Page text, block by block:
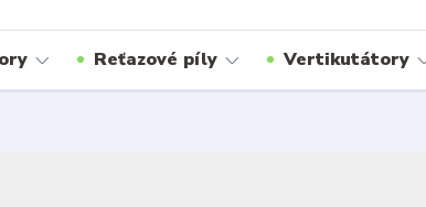
Reťazové píly Vertikutátory